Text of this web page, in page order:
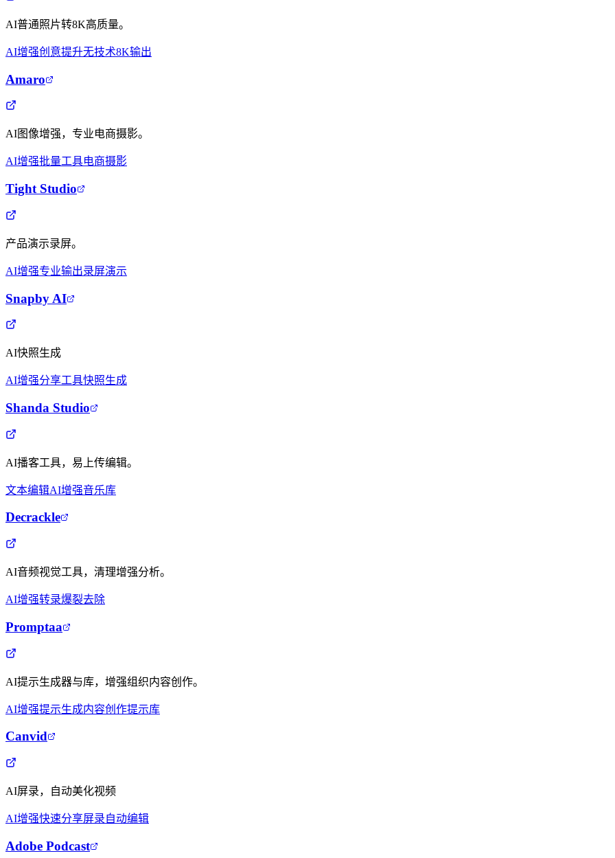
AI普通照片转8K高质量。
AI增强创意提升无技术8K输出
Amaro
AI图像增强，专业电商摄影。
AI增强批量工具电商摄影
Tight Studio
产品演示录屏。
AI增强专业输出录屏演示
Snapby AI
AI快照生成
AI增强分享工具快照生成
Shanda Studio
AI播客工具，易上传编辑。
文本编辑AI增强音乐库
Decrackle
AI音频视觉工具，清理增强分析。
AI增强转录爆裂去除
Promptaa
AI提示生成器与库，增强组织内容创作。
AI增强提示生成内容创作提示库
Canvid
AI屏录，自动美化视频
AI增强快速分享屏录自动编辑
Adobe Podcast